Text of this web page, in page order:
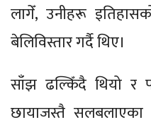
लागेँ, उनीहरू
बेलिविस्तार गर्दै थिए।
साँझ ढल्किँदै थियो र
छायाजस्तै